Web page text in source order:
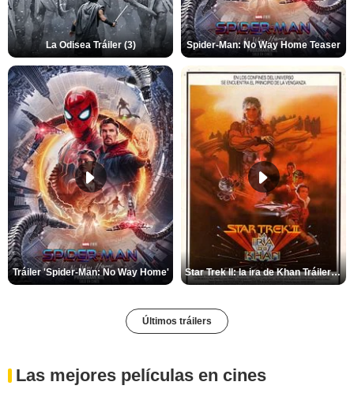
La Odisea Tráiler (3) Spider-Man: No Way Home Teaser
Tráiler 'Spider-Man: No Way Home' Star Trek II: la ira de Khan Tráiler VO
Últimos tráilers
Las mejores películas en cines